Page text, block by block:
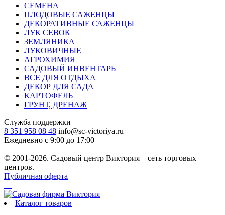
СЕМЕНА
ПЛОДОВЫЕ САЖЕНЦЫ
ДЕКОРАТИВНЫЕ САЖЕНЦЫ
ЛУК СЕВОК
ЗЕМЛЯНИКА
ЛУКОВИЧНЫЕ
АГРОХИМИЯ
САДОВЫЙ ИНВЕНТАРЬ
ВСЕ ДЛЯ ОТДЫХА
ДЕКОР ДЛЯ САДА
КАРТОФЕЛЬ
ГРУНТ, ДРЕНАЖ
Служба поддержки
8 351 958 08 48 info@sc-victoriya.ru
Ежедневно с 9:00 до 17:00
© 2001-2026. Садовый центр Виктория – сеть торговых
центров.
Публичная оферта
Каталог товаров